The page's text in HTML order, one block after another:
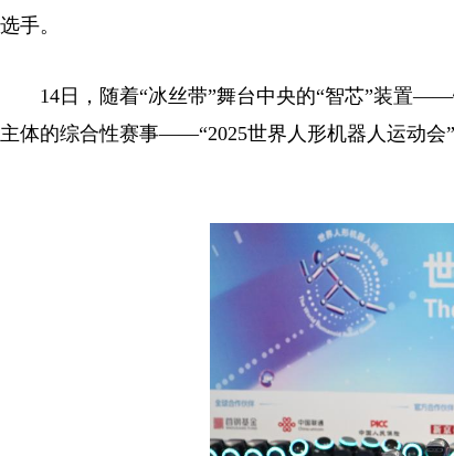
选手。
14日，随着“冰丝带”舞台中央的“智芯”装置——
主体的综合性赛事——“2025世界人形机器人运动会”